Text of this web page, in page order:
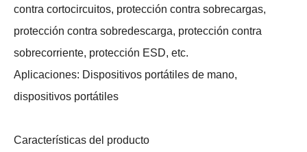
contra cortocircuitos, protección contra sobrecargas,
protección contra sobredescarga, protección contra
sobrecorriente, protección ESD, etc.
Aplicaciones: Dispositivos portátiles de mano,
dispositivos portátiles
Características del producto